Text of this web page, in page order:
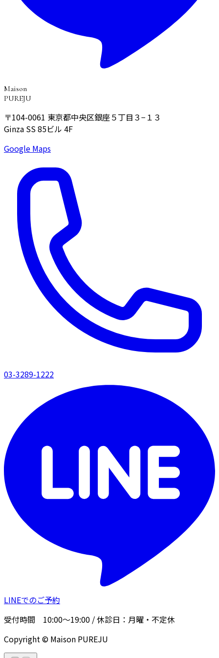
Maison
PUREJU
〒104-0061 東京都中央区銀座５丁目３−１３
Ginza SS 85ビル 4F
Google Maps
03-3289-1222
LINEでのご予約
受付時間 10:00〜19:00 / 休診日： 月曜・不定休
Copyright © Maison PUREJU